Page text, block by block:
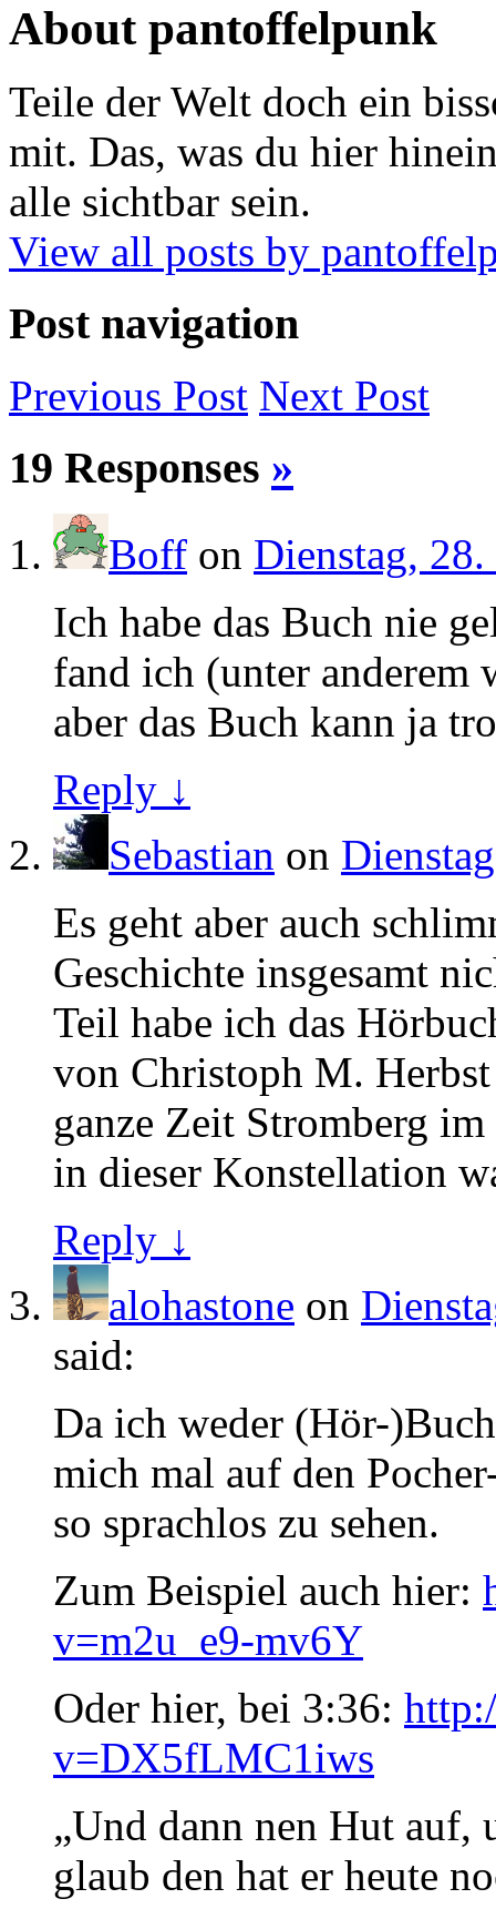
About pantoffelpunk
Teile der Welt doch ein
mit. Das, was du hier
alle sichtbar sein.
View all posts by
Post navigation
Previous Post Next Post
19 Responses »
Boff on Dienstag,
Ich habe das Buch nie
fand ich (unter anderem
aber das Buch kann ja
Reply ↓
Sebastian on
Es geht aber auch
Geschichte insgesamt
Teil habe ich das
von Christoph M.
ganze Zeit Stromberg
in dieser Konstellation
Reply ↓
alohastone on
said:
Da ich weder (Hör-
mich mal auf den
so sprachlos zu sehen.
Zum Beispiel auch hier:
v=m2u_e9-mv6Y
Oder hier, bei 3:36:
v=DX5fLMC1iws
„Und dann nen Hut auf,
glaub den hat er heute